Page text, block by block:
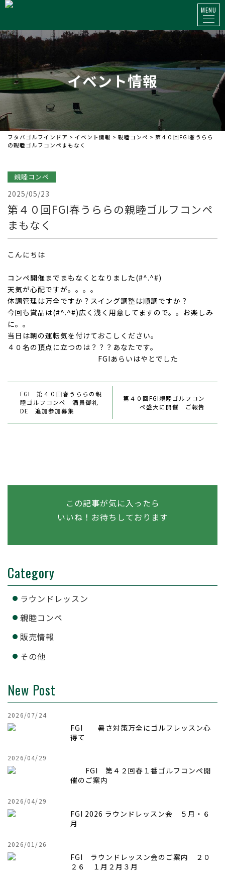
MENU
イベント情報
フタバゴルフインドア > イベント情報 > 親睦コンペ > 第４０回FGI春うらら
の親睦ゴルフコンペ まもなく
親睦コンペ
2025/05/23
第４０回FGI春うららの親睦ゴルフコンペ
まもなく
こんにちは
コンペ開催までまもなくとなりました(#^.^#)
天気が心配ですが。。。。
体調管理は万全ですか？スイング調整は順調ですか？
今回も賞品は(#^.^#)広く浅く用意してますので。。お楽しみ
に。。
当日は朝の運転気を付けておこしください。
４０名の頂点に立つのは？？？あなたです。
FGIあらいはやとでした
FGI 第４０回春うららの親
睦ゴルフコンペ 満員御礼
DE 追加参加募集
第４０回FGI親睦ゴルフコン
ペ盛大に開催 ご報告
この記事が気に入ったら
いいね！お待ちしております
Category
ラウンドレッスン
親睦コンペ
販売情報
その他
New Post
2026/07/24
FGI 暑さ対策万全にゴルフレッスン心
得て
2026/04/29
FGI 第４２回春１番ゴルフコンペ開
催のご案内
2026/04/29
FGI 2026 ラウンドレッスン会 ５月・６
月
2026/01/26
FGI ラウンドレッスン会のご案内 ２０
２６ １月２月３月